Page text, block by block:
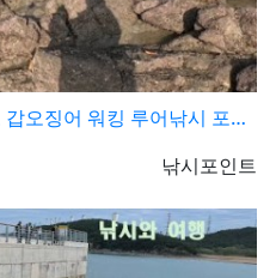
어 워킹 루어낚시 포인트 및 채비정…
등록자
낚시포인트